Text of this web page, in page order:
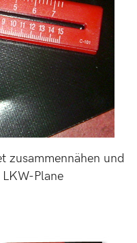
zusammennähen und
Plane